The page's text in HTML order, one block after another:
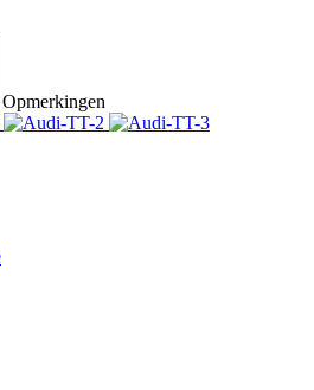
Opmerkingen